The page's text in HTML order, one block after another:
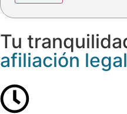
Tu
afiliación